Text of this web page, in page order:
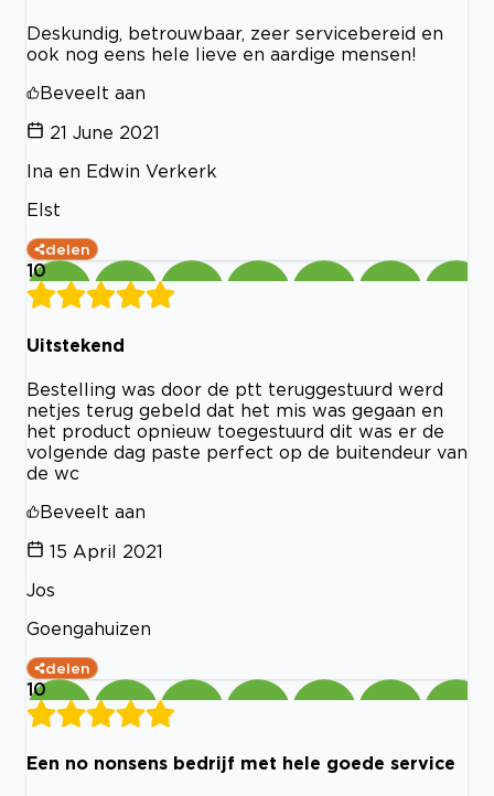
Deskundig, betrouwbaar, zeer servicebereid en
ook nog eens hele lieve en aardige mensen!
Beveelt aan
21 June 2021
Ina en Edwin Verkerk
Elst
delen
10
Uitstekend
Bestelling was door de ptt teruggestuurd werd
netjes terug gebeld dat het mis was gegaan en
het product opnieuw toegestuurd dit was er de
volgende dag paste perfect op de buitendeur van
de wc
Beveelt aan
15 April 2021
Jos
Goengahuizen
delen
10
Een no nonsens bedrijf met hele goede service